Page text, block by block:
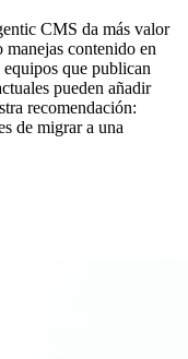
CMS da más valor
manejas contenido en
equipos que publican
pueden añadir
recomendación:
de migrar a una